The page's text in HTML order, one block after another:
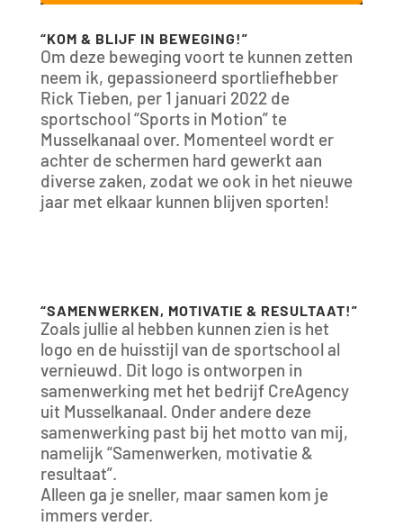
“KOM & BLIJF IN BEWEGING!”
Om deze beweging voort te kunnen zetten
neem ik, gepassioneerd sportliefhebber
Rick Tieben, per 1 januari 2022 de
sportschool “Sports in Motion” te
Musselkanaal over. Momenteel wordt er
achter de schermen hard gewerkt aan
diverse zaken, zodat we ook in het nieuwe
jaar met elkaar kunnen blijven sporten!
“SAMENWERKEN, MOTIVATIE & RESULTAAT!”
Zoals jullie al hebben kunnen zien is het
logo en de huisstijl van de sportschool al
vernieuwd. Dit logo is ontworpen in
samenwerking met het bedrijf CreAgency
uit Musselkanaal. Onder andere deze
samenwerking past bij het motto van mij,
namelijk “Samenwerken, motivatie &
resultaat”.
Alleen ga je sneller, maar samen kom je
immers verder.